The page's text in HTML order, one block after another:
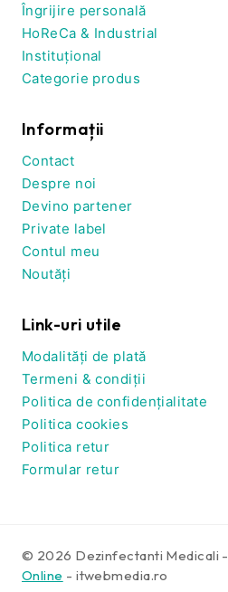
Îngrijire personală
HoReCa & Industrial
Instituțional
Categorie produs
Informații
Contact
Despre noi
Devino partener
Private label
Contul meu
Noutăți
Link-uri utile
Modalități de plată
Termeni & condiții
Politica de confidențialitate
Politica cookies
Politica retur
Formular retur
© 2026 Dezinfectanti Medicali -
Online - itwebmedia.ro